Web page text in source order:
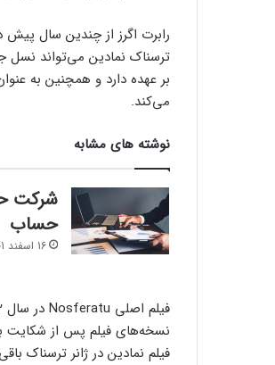
ترسناک نمادین می‌تواند نسل
بر عهده دارد و همچنین به
می‌کند.
نوشته های مشابه
شرکت
حساب
16 اسفند 1401
نسخه‌های فیلم پس از شکایت
فیلم نمادین در ژانر ترسناک